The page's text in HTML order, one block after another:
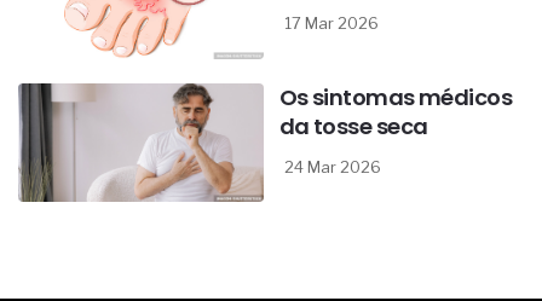
17 Mar 2026
Os sintomas médicos
da tosse seca
24 Mar 2026